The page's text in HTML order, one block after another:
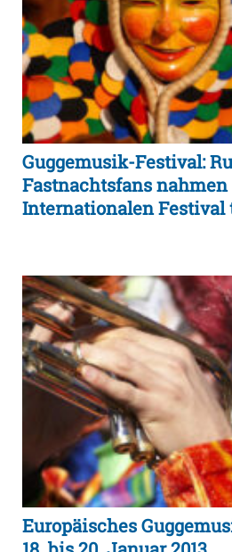
Guggemusik-Festival:
Fastnachtsfans nahmen
Internationalen Festival
Europäisches